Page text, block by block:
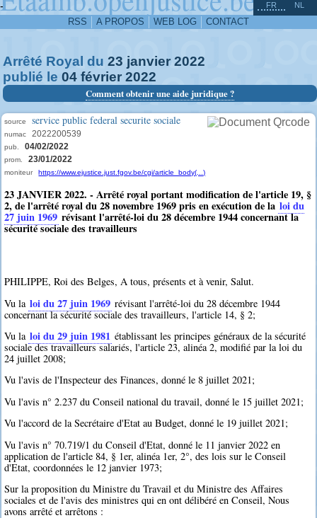
-
RSS A PROPOS WEB LOG CONTACT
FR NL
Arrêté Royal du 23 janvier 2022
publié le 04 février 2022
Comment obtenir une aide juridique ?
source service public federal securite sociale
numac 2022200539
pub. 04/02/2022
prom. 23/01/2022
moniteur https://www.ejustice.just.fgov.be/cgi/article_body(...)
23 JANVIER 2022. - Arrêté royal portant modification de l'article 19, §
2, de l'arrêté royal du 28 novembre 1969 pris en exécution de la loi du
27 juin 1969 révisant l'arrêté-loi du 28 décembre 1944 concernant la
sécurité sociale des travailleurs
PHILIPPE, Roi des Belges, A tous, présents et à venir, Salut.
Vu la loi du 27 juin 1969 révisant l'arrêté-loi du 28 décembre 1944
concernant la sécurité sociale des travailleurs, l'article 14, § 2;
Vu la loi du 29 juin 1981 établissant les principes généraux de la sécurité
sociale des travailleurs salariés, l'article 23, alinéa 2, modifié par la loi du
24 juillet 2008;
Vu l'avis de l'Inspecteur des Finances, donné le 8 juillet 2021;
Vu l'avis n° 2.237 du Conseil national du travail, donné le 15 juillet 2021;
Vu l'accord de la Secrétaire d'Etat au Budget, donné le 19 juillet 2021;
Vu l'avis n° 70.719/1 du Conseil d'Etat, donné le 11 janvier 2022 en
application de l'article 84, § 1er, alinéa 1er, 2°, des lois sur le Conseil
d'Etat, coordonnées le 12 janvier 1973;
Sur la proposition du Ministre du Travail et du Ministre des Affaires
sociales et de l'avis des ministres qui en ont délibéré en Conseil, Nous
avons arrêté et arrêtons :
^